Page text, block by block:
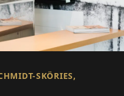
SKÖRIES,